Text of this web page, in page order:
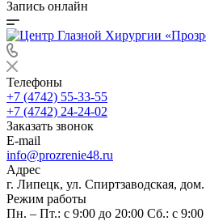
Запись онлайн
Телефоны
+7 (4742) 55-33-55
+7 (4742) 24-24-02
Заказать звонок
E-mail
info@prozrenie48.ru
Адрес
г. Липецк, ул. Спиртзаводская,
Режим работы
Пн. – Пт.: с 9:00 до 20:00 Сб.: с